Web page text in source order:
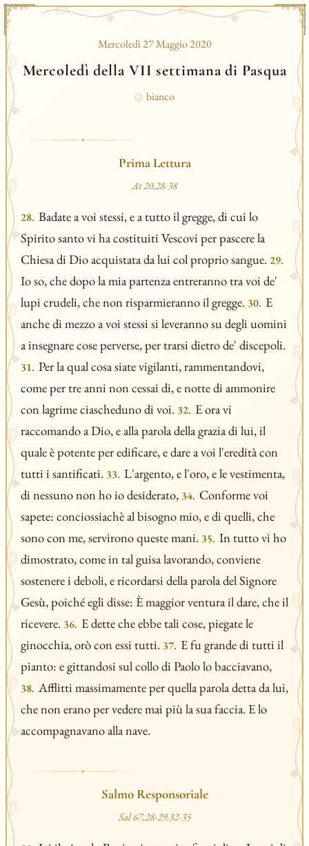
Mercoledì 27 Maggio 2020
Mercoledì della VII settimana di Pasqua
bianco
Prima Lettura
At 20,28-38
28. Badate a voi stessi, e a tutto il gregge, di cui lo
Spirito santo vi ha costituiti Vescovi per pascere la
Chiesa di Dio acquistata da lui col proprio sangue. 29.
Io so, che dopo la mia partenza entreranno tra voi de'
lupi crudeli, che non risparmieranno il gregge. 30. E
anche di mezzo a voi stessi si leveranno su degli uomini
a insegnare cose perverse, per trarsi dietro de' discepoli.
31. Per la qual cosa siate vigilanti, rammentandovi,
come per tre anni non cessai di, e notte di ammonire
con lagrime ciascheduno di voi. 32. E ora vi
raccomando a Dio, e alla parola della grazia di lui, il
quale è potente per edificare, e dare a voi l'eredità con
tutti i santificati. 33. L'argento, e l'oro, e le vestimenta,
di nessuno non ho io desiderato, 34. Conforme voi
sapete: conciossiachè al bisogno mio, e di quelli, che
sono con me, servirono queste mani. 35. In tutto vi ho
dimostrato, come in tal guisa lavorando, conviene
sostenere i deboli, e ricordarsi della parola del Signore
Gesù, poiché egli disse: È maggior ventura il dare, che il
ricevere. 36. E dette che ebbe tali cose, piegate le
ginocchia, orò con essi tutti. 37. E fu grande di tutti il
pianto: e gittandosi sul collo di Paolo lo bacciavano,
38. Afflitti massimamente per quella parola detta da lui,
che non erano per vedere mai più la sua faccia. E lo
accompagnavano alla nave.
Salmo Responsoriale
Sal 67,28-29.32-35